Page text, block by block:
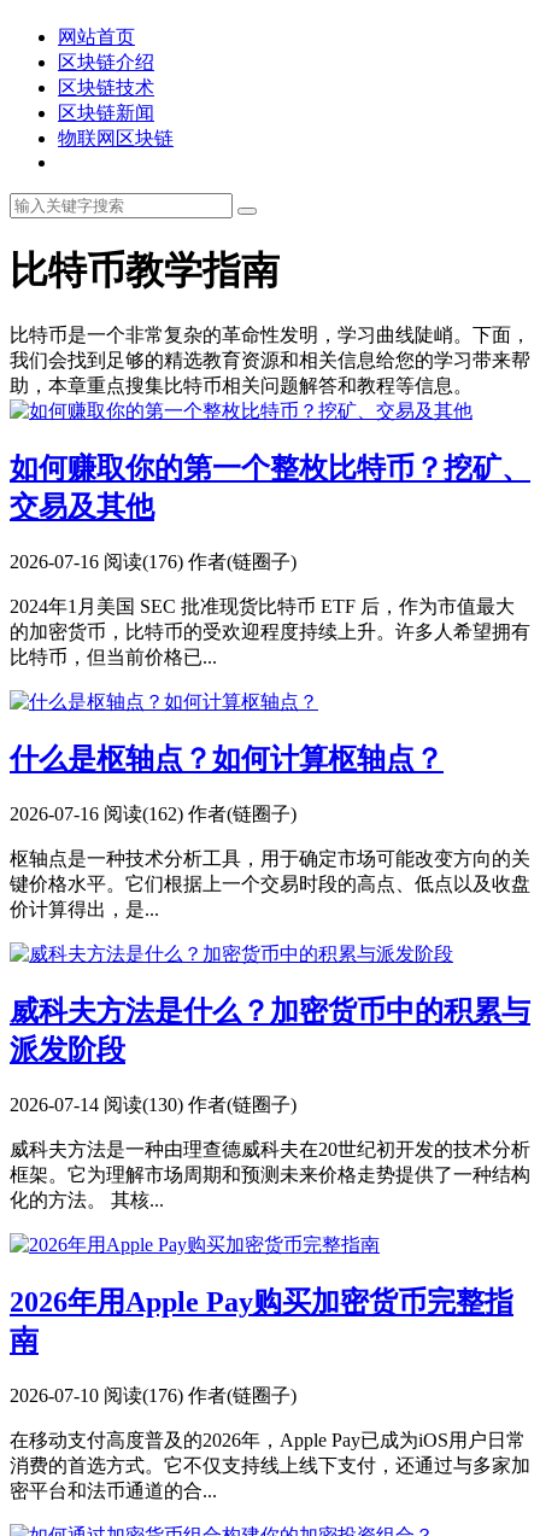
网站首页
区块链介绍
区块链技术
区块链新闻
物联网区块链
比特币教学指南
比特币是一个非常复杂的革命性发明，学习曲线陡峭。下面，
我们会找到足够的精选教育资源和相关信息给您的学习带来帮
助，本章重点搜集比特币相关问题解答和教程等信息。
如何赚取你的第一个整枚比特币？挖矿、
交易及其他
2026-07-16 阅读(176) 作者(链圈子)
2024年1月美国 SEC 批准现货比特币 ETF 后，作为市值最大
的加密货币，比特币的受欢迎程度持续上升。许多人希望拥有
比特币，但当前价格已...
什么是枢轴点？如何计算枢轴点？
2026-07-16 阅读(162) 作者(链圈子)
枢轴点是一种技术分析工具，用于确定市场可能改变方向的关
键价格水平。它们根据上一个交易时段的高点、低点以及收盘
价计算得出，是...
威科夫方法是什么？加密货币中的积累与
派发阶段
2026-07-14 阅读(130) 作者(链圈子)
威科夫方法是一种由理查德威科夫在20世纪初开发的技术分析
框架。它为理解市场周期和预测未来价格走势提供了一种结构
化的方法。 其核...
2026年用Apple Pay购买加密货币完整指
南
2026-07-10 阅读(176) 作者(链圈子)
在移动支付高度普及的2026年，Apple Pay已成为iOS用户日常
消费的首选方式。它不仅支持线上线下支付，还通过与多家加
密平台和法币通道的合...